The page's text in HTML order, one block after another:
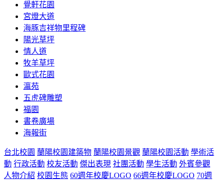
覺軒花園
宮燈大道
海豚吉祥物里程碑
陽光草坪
情人道
牧羊草坪
歐式花園
瀛苑
五虎碑雕塑
福園
書卷廣場
海報街
台北校園 蘭陽校園建築物 蘭陽校園景觀 蘭陽校園活動 學術活
動 行政活動 校友活動 傑出表現 社團活動 學生活動 外賓參觀
人物介紹 校園生態 60週年校慶LOGO 66週年校慶LOGO 70週